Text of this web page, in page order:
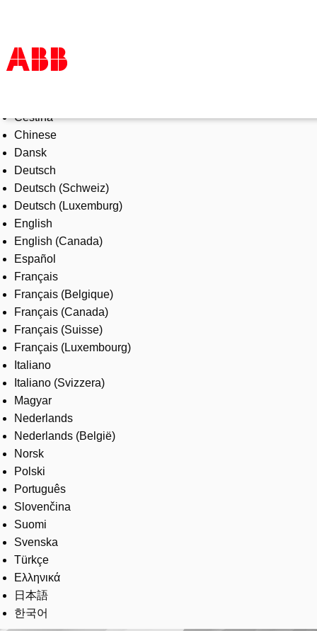
Products & Solutions
Industries
Services
About us
Where to buy
Contact us
Careers
Čeština
Chinese
Dansk
Deutsch
Deutsch (Schweiz)
Deutsch (Luxemburg)
English
English (Canada)
Español
Français
Français (Belgique)
Français (Canada)
Français (Suisse)
Français (Luxembourg)
Italiano
Italiano (Svizzera)
Magyar
Nederlands
Nederlands (België)
Norsk
Polski
Português
Slovenčina
Suomi
Svenska
Türkçe
Ελληνικά
日本語
한국어